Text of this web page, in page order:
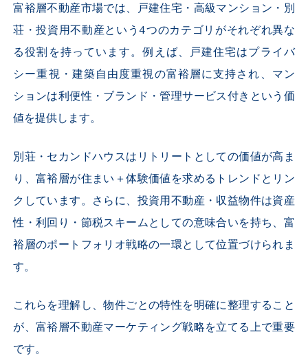
富裕層不動産市場では、戸建住宅・高級マンション・別
荘・投資用不動産という4つのカテゴリがそれぞれ異な
る役割を持っています。例えば、戸建住宅はプライバ
シー重視・建築自由度重視の富裕層に支持され、マン
ションは利便性・ブランド・管理サービス付きという価
値を提供します。
別荘・セカンドハウスはリトリートとしての価値が高ま
り、富裕層が住まい＋体験価値を求めるトレンドとリン
クしています。さらに、投資用不動産・収益物件は資産
性・利回り・節税スキームとしての意味合いを持ち、富
裕層のポートフォリオ戦略の一環として位置づけられま
す。
これらを理解し、物件ごとの特性を明確に整理すること
が、富裕層不動産マーケティング戦略を立てる上で重要
です。